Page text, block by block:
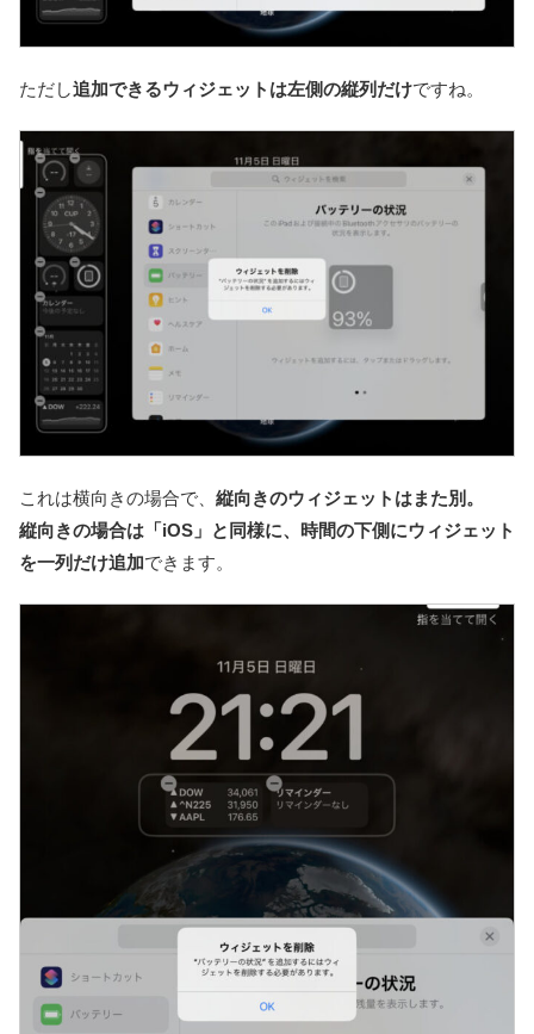
ただし追加できるウィジェットは左側の縦列だけですね。
これは横向きの場合で、 縦向きのウィジェットはまた別。
縦向きの場合は「iOS」と同様に、時間の下側にウィジェット
を一列だけ追加できます。